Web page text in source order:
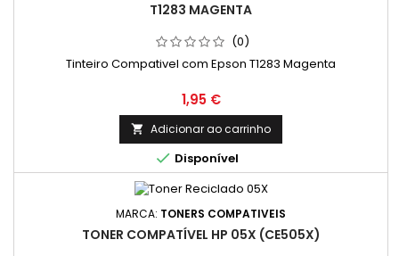
T1283 MAGENTA
(0)
Tinteiro Compativel com Epson T1283 Magenta
Preço
1,95 €
 Adicionar ao carrinho
 Disponível
MARCA: TONERS COMPATIVEIS
TONER COMPATÍVEL HP 05X (CE505X)